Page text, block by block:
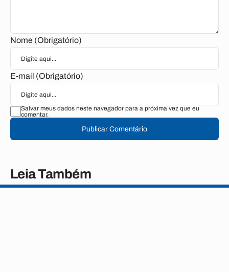
Nome (Obrigatório)
E-mail (Obrigatório)
Salvar meus dados neste navegador para a próxima vez que eu
comentar.
Publicar Comentário
Leia Também